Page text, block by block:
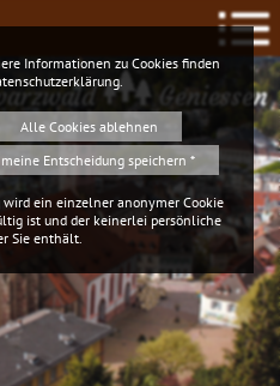
Geniessen
Informationen zu Cookies finden
.
Alle Cookies ablehnen
Entscheidung speichern *
ein einzelner anonymer Cookie
ist und der keinerlei persönliche
Sie enthält.